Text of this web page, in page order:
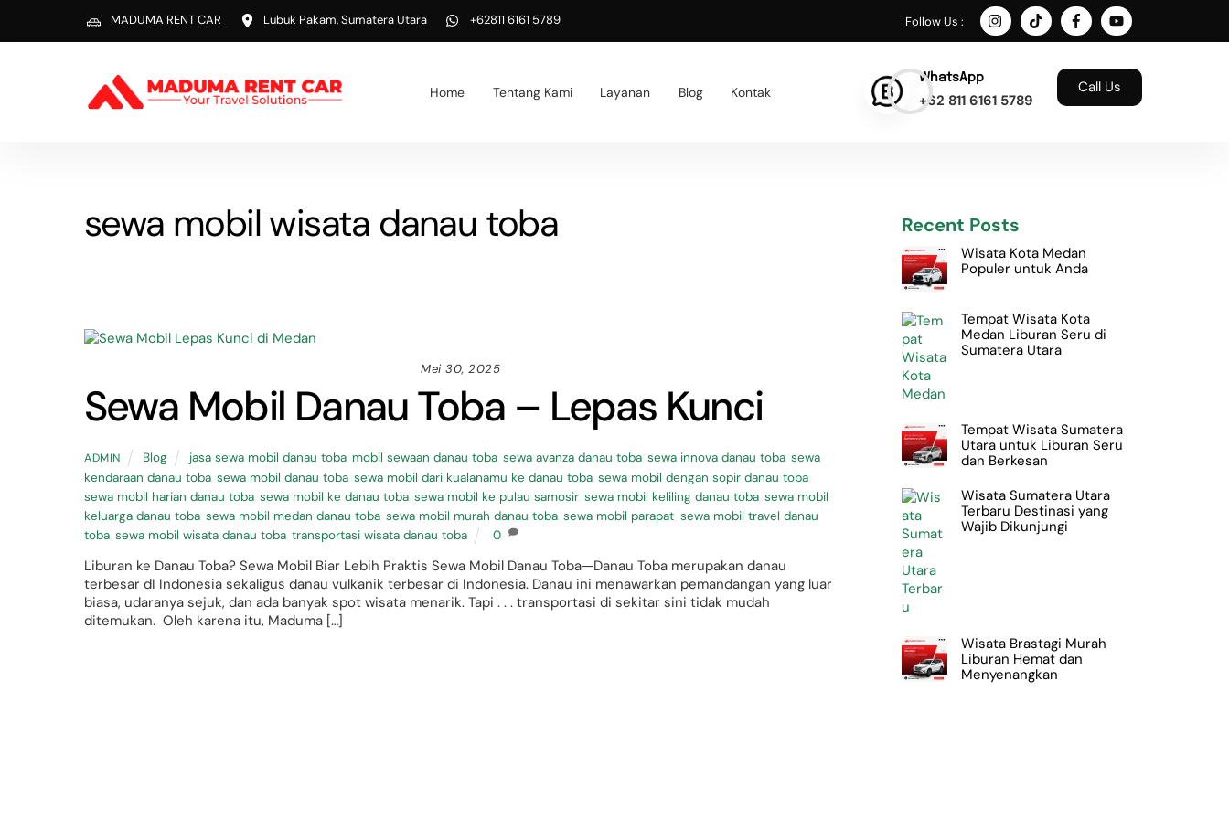
content
MADUMA RENT CAR Lubuk Pakam, Sumatera Utara +62811 6161 5789 Follow Us :
Home Tentang Kami Layanan Blog Kontak
WhatsApp
+62 811 6161 5789
Call Us
sewa mobil wisata danau toba
Mei 30, 2025
Sewa Mobil Danau Toba – Lepas Kunci
ADMIN Blog jasa sewa mobil danau toba mobil sewaan danau toba ,sewa avanza danau toba ,sewa innova danau toba ,sewa
kendaraan danau toba sewa mobil danau toba sewa mobil dari kualanamu ke danau toba sewa mobil dengan sopir danau toba
sewa mobil harian danau toba sewa mobil ke danau toba sewa mobil ke pulau samosir sewa mobil keliling danau toba sewa mobil
keluarga danau toba sewa mobil medan danau toba sewa mobil murah danau toba sewa mobil parapat sewa mobil travel danau
toba sewa mobil wisata danau toba transportasi wisata danau toba 0
Liburan ke Danau Toba? Sewa Mobil Biar Lebih Praktis Sewa Mobil Danau Toba—Danau Toba merupakan danau
terbesar dI Indonesia sekaligus danau vulkanik terbesar di Indonesia. Danau ini menawarkan pemandangan yang luar
biasa, udaranya sejuk, dan ada banyak spot wisata menarik. Tapi . . . transportasi di sekitar sini tidak mudah
ditemukan. Oleh karena itu, Maduma […]
Recent Posts
Wisata Kota Medan
Populer untuk Anda
Tempat Wisata Kota
Medan Liburan Seru di
Sumatera Utara
Tempat Wisata Sumatera
Utara untuk Liburan Seru
dan Berkesan
Wisata Sumatera Utara
Terbaru Destinasi yang
Wajib Dikunjungi
Wisata Brastagi Murah
Liburan Hemat dan
Menyenangkan